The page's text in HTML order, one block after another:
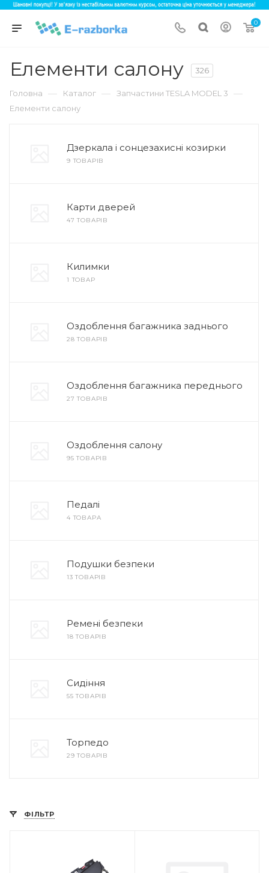
0
Елементи салону 326
Головна — Каталог — Запчастини TESLA MODEL 3 —
Елементи салону
Дзеркала і сонцезахисні козирки
9 ТОВАРІВ
Карти дверей
47 ТОВАРІВ
Килимки
1 ТОВАР
Оздоблення багажника заднього
28 ТОВАРІВ
Оздоблення багажника переднього
27 ТОВАРІВ
Оздоблення салону
95 ТОВАРІВ
Педалі
4 ТОВАРА
Подушки безпеки
13 ТОВАРІВ
Ремені безпеки
18 ТОВАРІВ
Сидіння
55 ТОВАРІВ
Торпедо
29 ТОВАРІВ
ФІЛЬТР